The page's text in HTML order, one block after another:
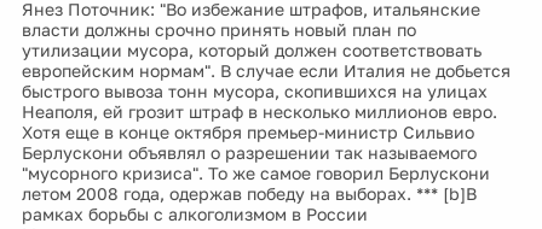
Янез Поточник: "Во избежание штрафов, итальянские
власти должны срочно принять новый план по
утилизации мусора, который должен соответствовать
европейским нормам". В случае если Италия не добьется
быстрого вывоза тонн мусора, скопившихся на улицах
Неаполя, ей грозит штраф в несколько миллионов евро.
Хотя еще в конце октября премьер-министр Сильвио
Берлускони объявлял о разрешении так называемого
"мусорного кризиса". То же самое говорил Берлускони
летом 2008 года, одержав победу на выборах. *** [b]В
рамках борьбы с алкоголизмом в России